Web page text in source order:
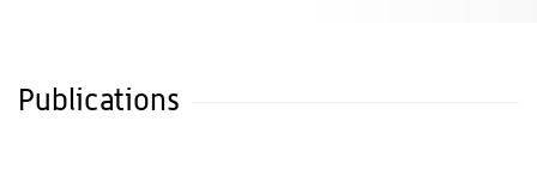
Publications